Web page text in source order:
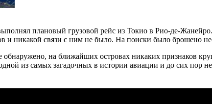
плановый грузовой рейс из Токио в Рио-де-
и никакой связи с ним не было. На поиски было брошено
на ближайших островах никаких признаков
из самых загадочных в истории авиации и до сих пор